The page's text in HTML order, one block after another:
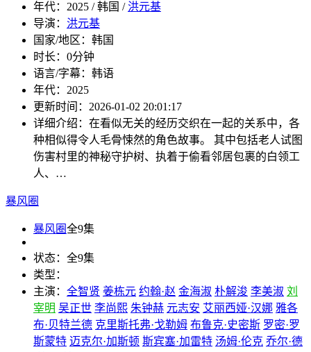
年代： 2025 / 韩国 / 洪元基
导演： 洪元基
国家/地区： 韩国
时长： 0分钟
语言/字幕： 韩语
年代： 2025
更新时间： 2026-01-02 20:01:17
详细介绍： 在看似无关的经历交织在一起的关系中，各
种相似得令人毛骨悚然的角色故事。 其中包括老人试图
伤害村里的神秘守护树、执着于偷看邻居包裹的白领工
人、…
暴风圈
暴风圈全9集
状态： 全9集
类型：
主演： 全智贤 姜栋元 约翰·赵 金海淑 朴解浚 李美淑 刘
宰明 吴正世 李尚熙 朱钟赫 元志安 艾丽西娅·汉娜 雅各
布·贝特兰德 克里斯托弗·戈勒姆 布鲁克·史密斯 罗密·罗
斯蒙特 迈克尔·加斯顿 斯宾塞·加雷特 汤姆·伦克 乔尔·德